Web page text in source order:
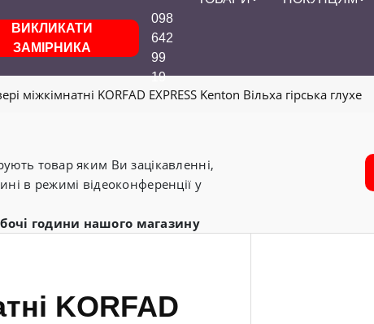
ВИКЛИКАТИ
ЗАМІРНИКА
098
642
99
19
міжкімнатні KORFAD EXPRESS Kenton Вільха гірська глухе
товар яким Ви зацікавленні,
в режимі відеоконференції у
години нашого магазину
KORFAD